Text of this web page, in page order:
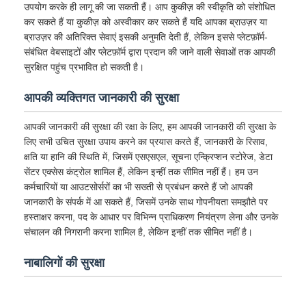
उपयोग करके ही लागू की जा सकती हैं। आप कुकीज़ की स्वीकृति को संशोधित
कर सकते हैं या कुकीज़ को अस्वीकार कर सकते हैं यदि आपका ब्राउज़र या
ब्राउज़र की अतिरिक्त सेवाएं इसकी अनुमति देती हैं, लेकिन इससे प्लेटफ़ॉर्म-
संबंधित वेबसाइटों और प्लेटफ़ॉर्म द्वारा प्रदान की जाने वाली सेवाओं तक आपकी
सुरक्षित पहुंच प्रभावित हो सकती है।
आपकी व्यक्तिगत जानकारी की सुरक्षा
आपकी जानकारी की सुरक्षा की रक्षा के लिए, हम आपकी जानकारी की सुरक्षा के
लिए सभी उचित सुरक्षा उपाय करने का प्रयास करते हैं, जानकारी के रिसाव,
क्षति या हानि की स्थिति में, जिसमें एसएसएल, सूचना एन्क्रिप्शन स्टोरेज, डेटा
सेंटर एक्सेस कंट्रोल शामिल हैं, लेकिन इन्हीं तक सीमित नहीं हैं। हम उन
कर्मचारियों या आउटसोर्सरों का भी सख्ती से प्रबंधन करते हैं जो आपकी
जानकारी के संपर्क में आ सकते हैं, जिसमें उनके साथ गोपनीयता समझौते पर
हस्ताक्षर करना, पद के आधार पर विभिन्न प्राधिकरण नियंत्रण लेना और उनके
संचालन की निगरानी करना शामिल है, लेकिन इन्हीं तक सीमित नहीं है।
नाबालिगों की सुरक्षा